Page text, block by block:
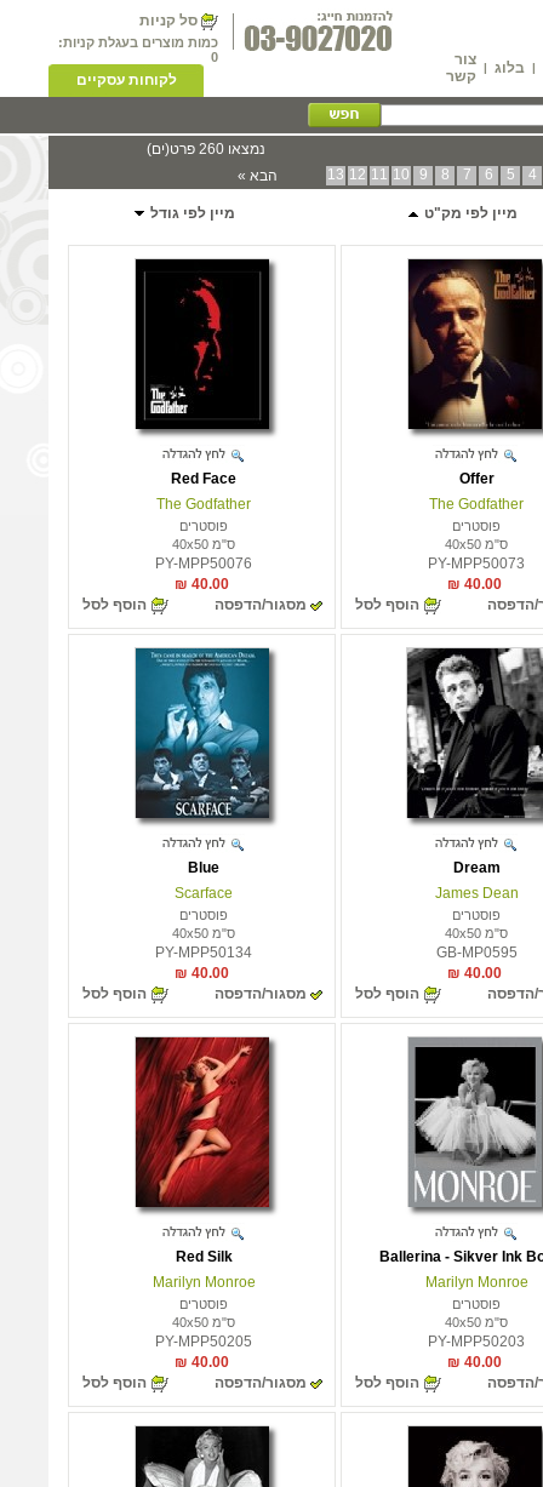
| בלוג | צור
קשר
סל קניות
כמות מוצרים בעגלת קניות:
0
לקוחות עסקיים
נמצאו 260 פרט(ים)
4
5
6
7
8
9
10
11
12
13 הבא »
מיין לפי מק"ט מיין לפי גודל
Offer
The Godfather
פוסטרים
ס"מ 40x50
PY-MPP50073
40.00 ₪
הדפסה
הוסף לסל
Red Face
The Godfather
פוסטרים
ס"מ 40x50
PY-MPP50076
40.00 ₪
מסגור/הדפסה
הוסף לסל
Dream
James Dean
פוסטרים
ס"מ 40x50
GB-MP0595
40.00 ₪
הדפסה
הוסף לסל
Blue
Scarface
פוסטרים
ס"מ 40x50
PY-MPP50134
40.00 ₪
מסגור/הדפסה
הוסף לסל
Ballerina - Sikver Ink
Marilyn Monroe
פוסטרים
ס"מ 40x50
PY-MPP50203
40.00 ₪
הדפסה
הוסף לסל
Red Silk
Marilyn Monroe
פוסטרים
ס"מ 40x50
PY-MPP50205
40.00 ₪
מסגור/הדפסה
הוסף לסל